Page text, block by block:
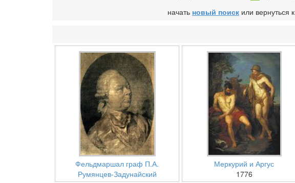
начать новый поиск или вернуться к
Фельдмаршал граф П.А.
Румянцев-Задунайский
Меркурий и Аргус
1776